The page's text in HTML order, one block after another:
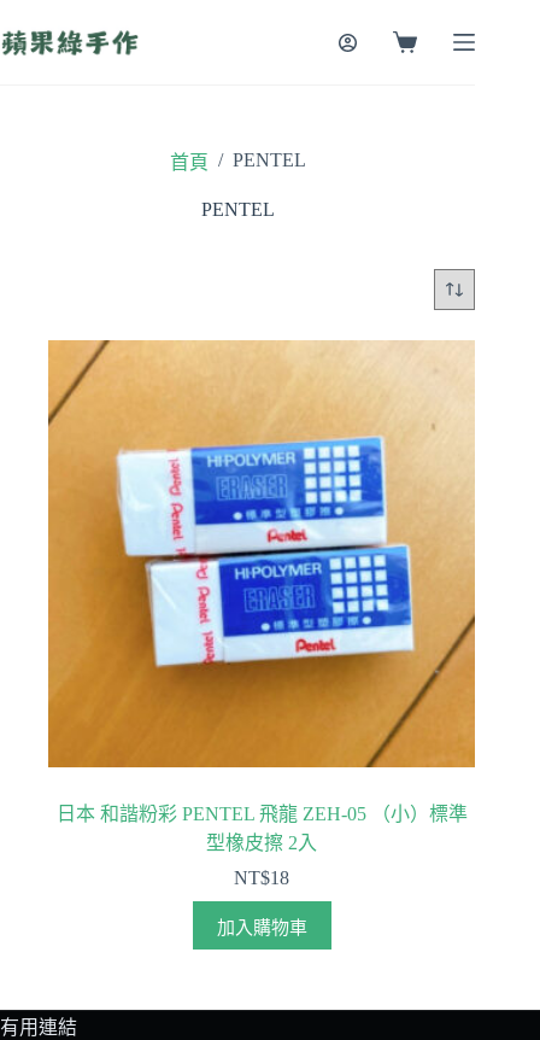
至
購
首頁 / PENTEL
PENTEL
日本 和諧粉彩 PENTEL 飛龍 ZEH-05 （小）標準
型橡皮擦 2入
NT$18
加入購物車
有用連結